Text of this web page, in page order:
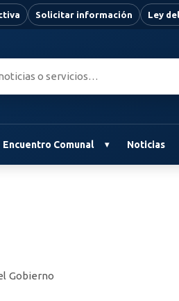
Solicitar información Ley
Encuentro Comunal Noticias
Gobierno